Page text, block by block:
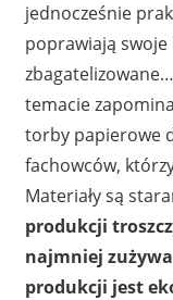
jednocześnie
poprawiają swoje
temacie
torby papierowe
fachowców,
Materiały są
produkcji
najmniej
produkcji jest